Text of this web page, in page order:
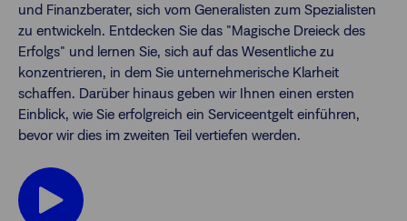
und Finanzberater, sich vom Generalisten zum Spezialisten
zu entwickeln. Entdecken Sie das "Magische Dreieck des
Erfolgs" und lernen Sie, sich auf das Wesentliche zu
konzentrieren, in dem Sie unternehmerische Klarheit
schaffen. Darüber hinaus geben wir Ihnen einen ersten
Einblick, wie Sie erfolgreich ein Serviceentgelt einführen,
bevor wir dies im zweiten Teil vertiefen werden.